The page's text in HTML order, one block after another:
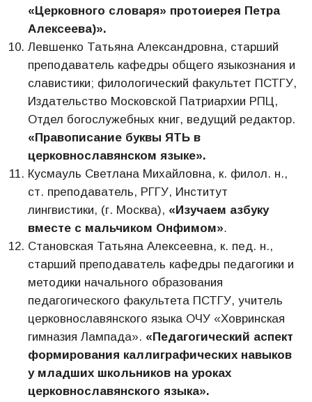
«Церковного словаря» протоиерея Петра
Алексеева)».
Левшенко Татьяна Александровна, старший
преподаватель кафедры общего языкознания и
славистики; филологический факультет ПСТГУ,
Издательство Московской Патриархии РПЦ,
Отдел богослужебных книг, ведущий редактор.
«Правописание буквы ЯТЬ в
церковнославянском языке».
Кусмауль Светлана Михайловна, к. филол. н.,
ст. преподаватель, РГГУ, Институт
лингвистики, (г. Москва), «Изучаем азбуку
вместе с мальчиком Онфимом».
Становская Татьяна Алексеевна, к. пед. н.,
старший преподаватель кафедры педагогики и
методики начального образования
педагогического факультета ПСТГУ, учитель
церковнославянского языка ОЧУ «Ховринская
гимназия Лампада». «Педагогический аспект
формирования каллиграфических навыков
у младших школьников на уроках
церковнославянского языка».